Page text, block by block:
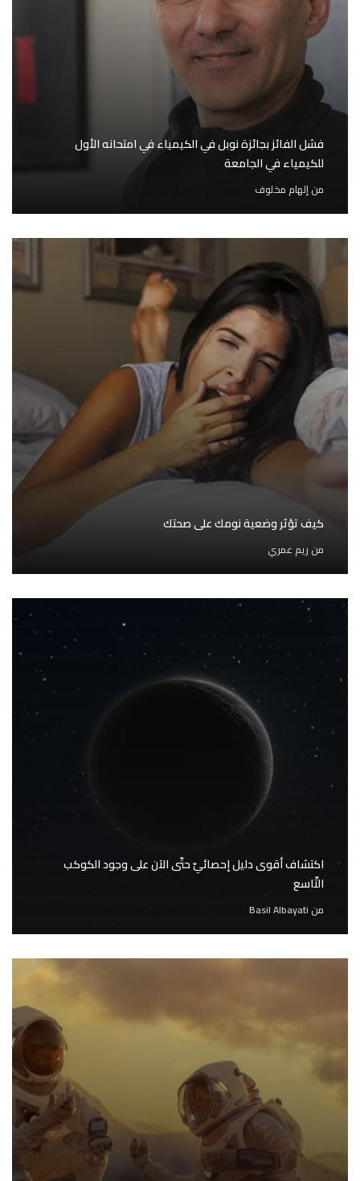
فشل الفائز بجائزة نوبل في الكيمياء في امتحانه الأول
للكيمياء في الجامعة
منإلهام مخلوف
كيف تؤثر وضعية نومك على صحتك
من ريم عمري
اكتشاف أقوى دليل إحصائيّ حتّى الآن على وجود الكوكب
التّاسع
من Basil Albayati